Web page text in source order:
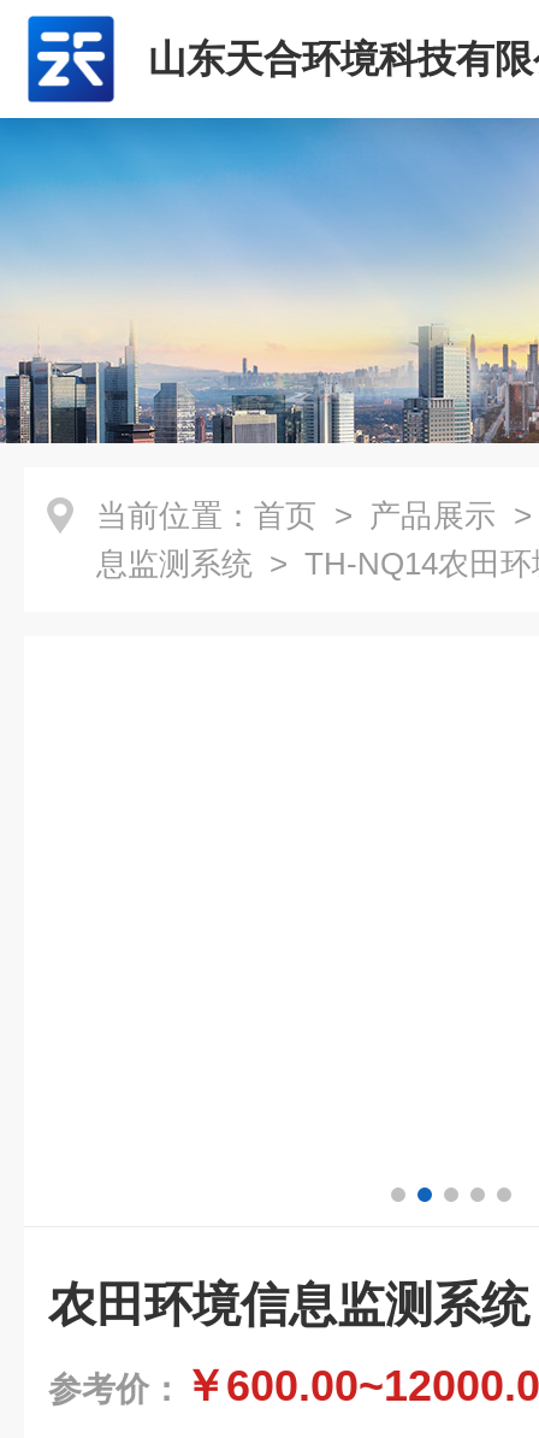
山东天合环境科技有
当前位置： 首页 > 产品展示
息监测系统 > TH-NQ14农田
农田环境信息监测系统
参考价： ￥